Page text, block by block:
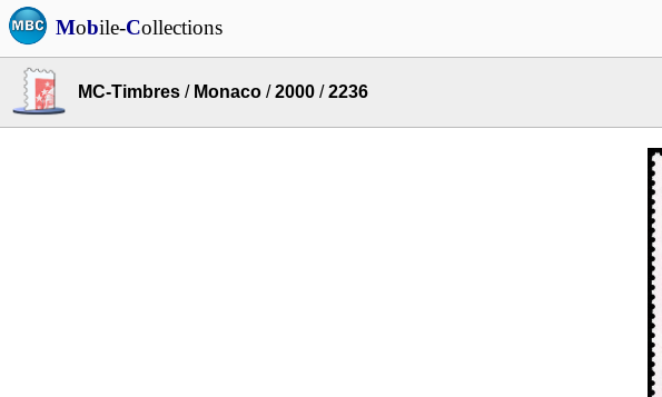
Mobile-Collections
MC-Timbres / Monaco /2000 /2236